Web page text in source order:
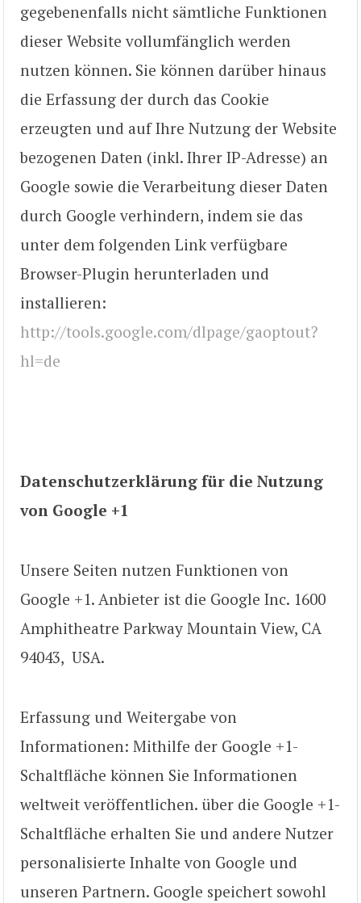
gegebenenfalls nicht sämtliche Funktionen
dieser Website vollumfänglich werden
nutzen können. Sie können darüber hinaus
die Erfassung der durch das Cookie
erzeugten und auf Ihre Nutzung der Website
bezogenen Daten (inkl. Ihrer IP-Adresse) an
Google sowie die Verarbeitung dieser Daten
durch Google verhindern, indem sie das
unter dem folgenden Link verfügbare
Browser-Plugin herunterladen und
installieren:
http://tools.google.com/dlpage/gaoptout?
hl=de
Datenschutzerklärung für die Nutzung
von Google +1
Unsere Seiten nutzen Funktionen von
Google +1. Anbieter ist die Google Inc. 1600
Amphitheatre Parkway Mountain View, CA
94043, USA.
Erfassung und Weitergabe von
Informationen: Mithilfe der Google +1-
Schaltfläche können Sie Informationen
weltweit veröffentlichen. über die Google +1-
Schaltfläche erhalten Sie und andere Nutzer
personalisierte Inhalte von Google und
unseren Partnern. Google speichert sowohl